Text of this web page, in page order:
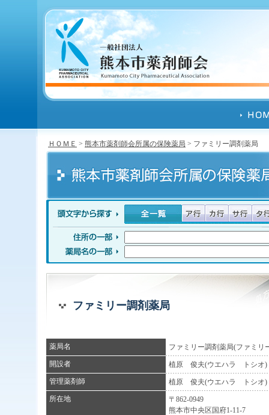
ＨＯＭＥ > 熊本市薬剤師会所属の保険薬局 > ファミリー調剤薬局
ファミリー調剤薬局
薬局名
ファミリー調剤薬局(ファミリ
開設者
植原 俊夫(ウエハラ トシオ)
管理薬剤師
植原 俊夫(ウエハラ トシオ)
所在地
〒862-0949
熊本市中央区国府1-11-7